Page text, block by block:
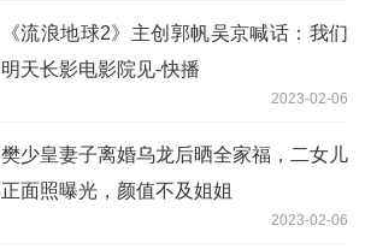
《流浪地球2》主创郭帆吴京喊话：我们
明天长影电影院见-快播
2023-02-06
樊少皇妻子离婚乌龙后晒全家福，二女儿
正面照曝光，颜值不及姐姐
2023-02-06